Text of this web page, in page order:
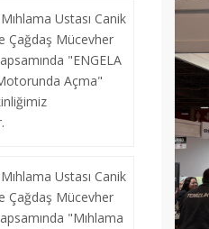
Ustası Canik
Çağdaş Mücevher
"ENGELA
Açma"
Ustası Canik
Çağdaş Mücevher
"Mıhlama
tarihlerinde
ve Spor
Kuyumculuk ve
Bölümü tarafından